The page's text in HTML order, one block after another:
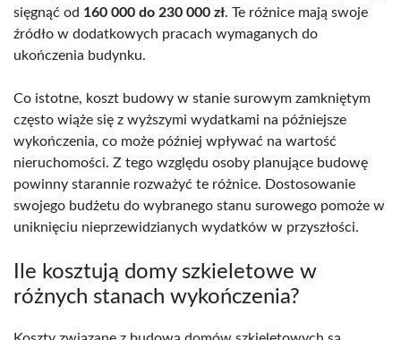
sięgnąć od 160 000 do 230 000 zł. Te różnice mają swoje
źródło w dodatkowych pracach wymaganych do
ukończenia budynku.
Co istotne, koszt budowy w stanie surowym zamkniętym
często wiąże się z wyższymi wydatkami na późniejsze
wykończenia, co może później wpływać na wartość
nieruchomości. Z tego względu osoby planujące budowę
powinny starannie rozważyć te różnice. Dostosowanie
swojego budżetu do wybranego stanu surowego pomoże w
uniknięciu nieprzewidzianych wydatków w przyszłości.
Ile kosztują domy szkieletowe w
różnych stanach wykończenia?